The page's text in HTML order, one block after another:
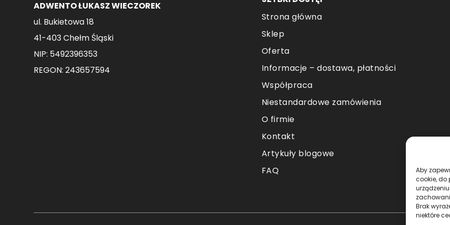
Aby
cookie,
Brak
niektóre
ADWENTO ŁUKASZ WIECZOREK
ul. Bukietowa 18
41-403 Chełm Śląski
NIP: 5492396353
REGON: 243657594
Strona główna
Sklep
Oferta
Informacje – dostawa, płatności
Współpraca
Niestandardowe zamówienia
O firmie
Kontakt
Artykuły blogowe
FAQ